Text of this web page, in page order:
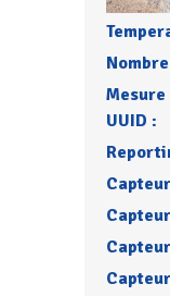
Mesure
UUID :